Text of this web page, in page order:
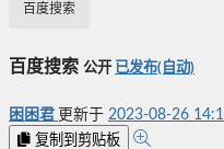
百度搜索
百度搜索 公开 已发布(自动)
困困君 更新于 2023-08-26
复制到剪贴板